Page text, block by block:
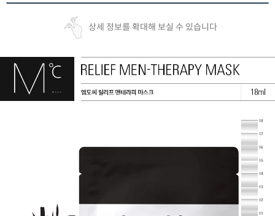
상세 정보를 확대해 보실 수 있습니다